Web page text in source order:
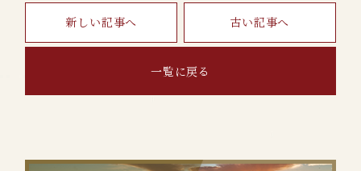
新しい記事へ 古い記事へ
一覧に戻る